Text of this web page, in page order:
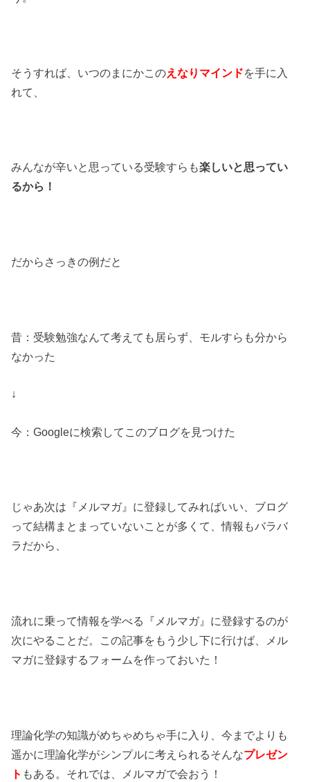
そうすれば、いつのまにかこのえなりマインドを手に入
れて、
みんなが辛いと思っている受験すらも楽しいと思ってい
るから！
だからさっきの例だと
昔：受験勉強なんて考えても居らず、モルすらも分から
なかった
↓
今：Googleに検索してこのブログを見つけた
じゃあ次は『メルマガ』に登録してみればいい、ブログ
って結構まとまっていないことが多くて、情報もバラバ
ラだから、
流れに乗って情報を学べる『メルマガ』に登録するのが
次にやることだ。この記事をもう少し下に行けば、メル
マガに登録するフォームを作っておいた！
理論化学の知識がめちゃめちゃ手に入り、今までよりも
遥かに理論化学がシンプルに考えられるそんなプレゼン
ト もある。それでは、メルマガで会おう！